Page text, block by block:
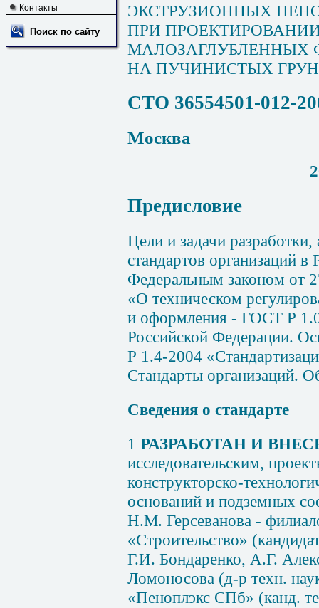
Контакты
Поиск по сайту
ЭКСТРУЗИОННЫХ
ПРИ
МАЛОЗАГЛУБЛЕННЫХ
НА ПУЧИНИСТЫХ
СТО 36554501-012-
Москва
Предисловие
Цели и задачи разработки,
стандартов организаций
Федеральным законом от
«О техническом
и оформления - ГОСТ Р
Российской Федерации.
Р 1.4-2004
Стандарты организаций.
Сведения о стандарте
1 РАЗРАБОТАН И
исследовательским,
конструкторско-
оснований и подземных
Н.М. Герсеванова -
«Строительство»
Г.И. Бондаренко, А.Г.
Ломоносова (д-р техн.
«Пеноплэкс СПб» (канд.